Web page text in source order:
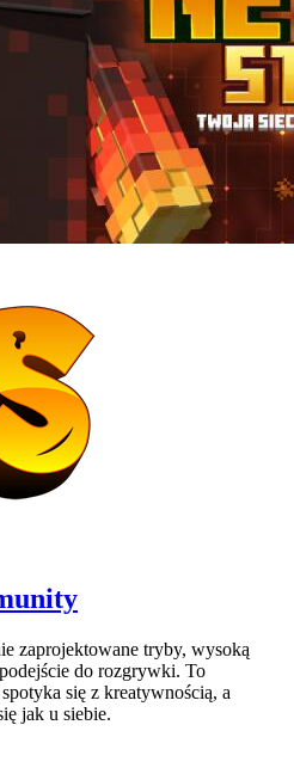
zaprojektowane tryby, wysoką
do rozgrywki. To
się z kreatywnością, a
jak u siebie.